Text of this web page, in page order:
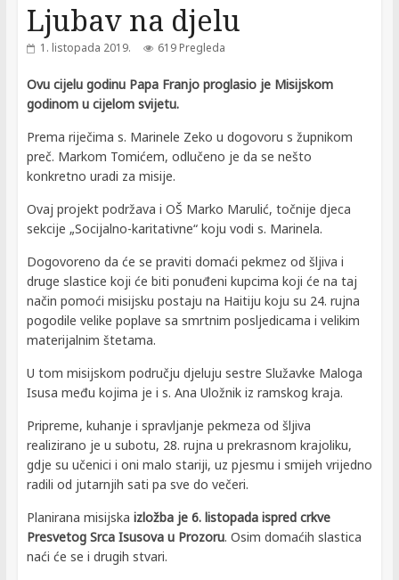
Ljubav na djelu
1. listopada 2019. 619 Pregleda
Ovu cijelu godinu Papa Franjo proglasio je Misijskom
godinom u cijelom svijetu.
Prema riječima s. Marinele Zeko u dogovoru s župnikom
preč. Markom Tomićem, odlučeno je da se nešto
konkretno uradi za misije.
Ovaj projekt podržava i OŠ Marko Marulić, točnije djeca
sekcije „Socijalno-karitativne“ koju vodi s. Marinela.
Dogovoreno da će se praviti domaći pekmez od šljiva i
druge slastice koji će biti ponuđeni kupcima koji će na taj
način pomoći misijsku postaju na Haitiju koju su 24. rujna
pogodile velike poplave sa smrtnim posljedicama i velikim
materijalnim štetama.
U tom misijskom području djeluju sestre Služavke Maloga
Isusa među kojima je i s. Ana Uložnik iz ramskog kraja.
Pripreme, kuhanje i spravljanje pekmeza od šljiva
realizirano je u subotu, 28. rujna u prekrasnom krajoliku,
gdje su učenici i oni malo stariji, uz pjesmu i smijeh vrijedno
radili od jutarnjih sati pa sve do večeri.
Planirana misijska izložba je 6. listopada ispred crkve
Presvetog Srca Isusova u Prozoru. Osim domaćih slastica
naći će se i drugih stvari.